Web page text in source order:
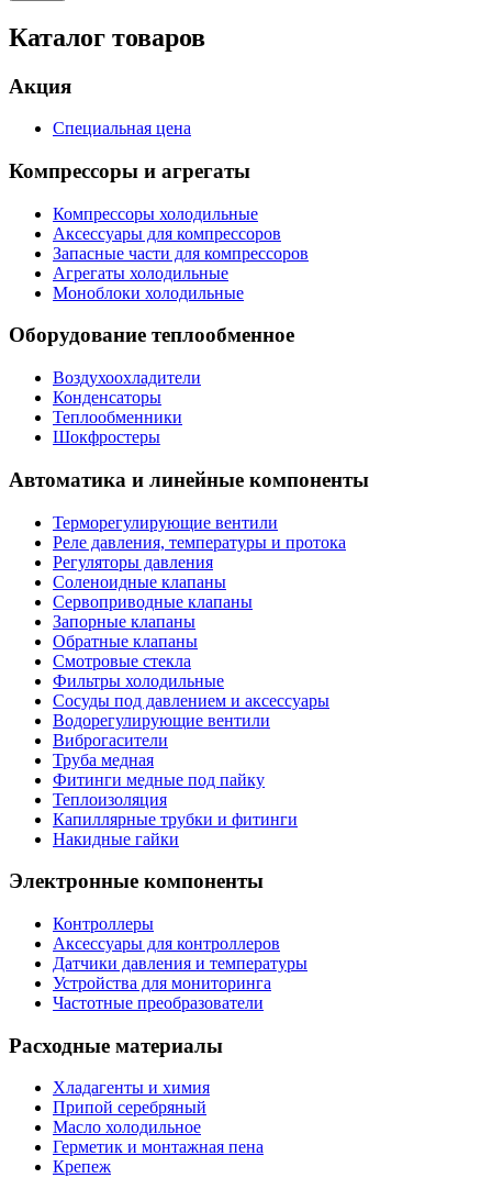
Каталог товаров
Акция
Специальная цена
Компрессоры и агрегаты
Компрессоры холодильные
Аксессуары для компрессоров
Запасные части для компрессоров
Агрегаты холодильные
Моноблоки холодильные
Оборудование теплообменное
Воздухоохладители
Конденсаторы
Теплообменники
Шокфростеры
Автоматика и линейные компоненты
Терморегулирующие вентили
Реле давления, температуры и протока
Регуляторы давления
Соленоидные клапаны
Сервоприводные клапаны
Запорные клапаны
Обратные клапаны
Смотровые стекла
Фильтры холодильные
Сосуды под давлением и аксессуары
Водорегулирующие вентили
Виброгасители
Труба медная
Фитинги медные под пайку
Теплоизоляция
Капиллярные трубки и фитинги
Накидные гайки
Электронные компоненты
Контроллеры
Аксессуары для контроллеров
Датчики давления и температуры
Устройства для мониторинга
Частотные преобразователи
Расходные материалы
Хладагенты и химия
Припой серебряный
Масло холодильное
Герметик и монтажная пена
Крепеж